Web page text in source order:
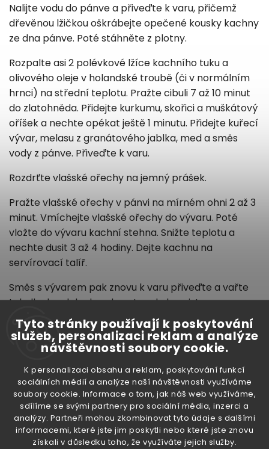
Tyto stránky používají k poskytování
služeb, personalizaci reklam a analýze
návštěvnosti soubory cookie.
K personalizaci obsahu a reklam, poskytování funkcí
sociálních médií a analýze naší návštěvnosti využíváme
soubory cookie. Informace o tom, jak náš web využíváme,
sdílíme se svými partnery pro sociální média, inzerci a
analýzy. Partneři mohou zkombinovat tyto údaje s dalšími
informacemi, které jste jim poskytli nebo které jste znovu
získali v důsledku toho, že využíváte jejich služby.
Nalijte vodu do pánve a přiveďte k varu, přičemž
dřevěnou lžičkou oškrábejte opečené kousky kachny
ze dna pánve. Poté stáhněte z plotny.
Rozpalte asi 2 polévkové lžíce kachního tuku a
olivového oleje v holandské troubě (či v normálním
hrnci) na střední teplotu. Pražte cibuli 7 až 10 minut
do zlatohněda. Přidejte kurkumu, skořici a muškátový
oříšek a nechte opékat ještě 1 minutu. Přidejte kuřecí
vývar, melasu z granátového jablka, med a směs
vody z pánve. Přiveďte k varu.
Rozdrťte vlašské ořechy na jemný prášek.
Pražte vlašské ořechy v pánvi na mírném ohni 2 až 3
minut. Vmíchejte vlašské ořechy do vývaru. Poté
vložte do vývaru kachní stehna. Snižte teplotu a
nechte dusit 3 až 4 hodiny. Dejte kachnu na
servírovací talíř.
Směs s vývarem pak znovu k varu přiveďte a vařte
tak dlouho, dokud nezhoustne do konzistence
omáčky. Poté omáčkou přelijte kachnu. Můžete
ozdobit kousky granátového jablka a ořechů.